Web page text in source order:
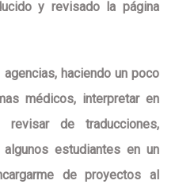
y revisado la página
haciendo un poco
médicos, interpretar en
revisar de traducciones,
estudiantes en un
de proyectos al